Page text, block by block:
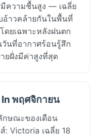
มีความชื้นสูง — เฉลี่ย
อ้าวคล้ายกันในพื้นที่
ดยเฉพาะหลังฝนตก
นที่อากาศร้อนรู้สึก
ยฝั่งมีค่าสูงที่สุด
In พฤศจิกายน
กษณะของเดือน
: Victoria เฉลี่ย 18